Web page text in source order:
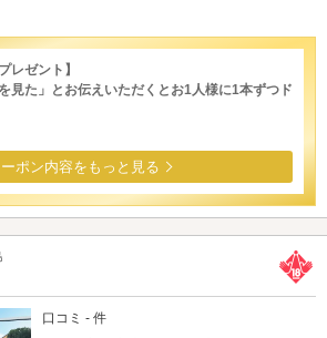
レゼント】
見た」とお伝えいただくとお1人様に1本ずつド
ポン内容をもっと見る
口コミ - 件